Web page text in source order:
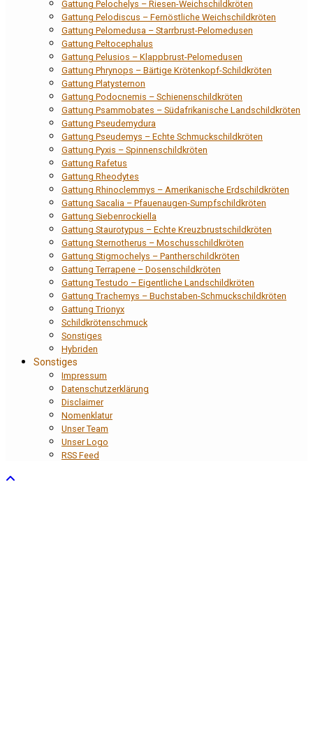
Gattung Pelochelys – Riesen-Weichschildkröten
Gattung Pelodiscus – Fernöstliche Weichschildkröten
Gattung Pelomedusa – Starrbrust-Pelomedusen
Gattung Peltocephalus
Gattung Pelusios – Klappbrust-Pelomedusen
Gattung Phrynops – Bärtige Krötenkopf-Schildkröten
Gattung Platysternon
Gattung Podocnemis – Schienenschildkröten
Gattung Psammobates – Südafrikanische Landschildkröten
Gattung Pseudemydura
Gattung Pseudemys – Echte Schmuckschildkröten
Gattung Pyxis – Spinnenschildkröten
Gattung Rafetus
Gattung Rheodytes
Gattung Rhinoclemmys – Amerikanische Erdschildkröten
Gattung Sacalia – Pfauenaugen-Sumpfschildkröten
Gattung Siebenrockiella
Gattung Staurotypus – Echte Kreuzbrustschildkröten
Gattung Sternotherus – Moschusschildkröten
Gattung Stigmochelys – Pantherschildkröten
Gattung Terrapene – Dosenschildkröten
Gattung Testudo – Eigentliche Landschildkröten
Gattung Trachemys – Buchstaben-Schmuckschildkröten
Gattung Trionyx
Schildkrötenschmuck
Sonstiges
Hybriden
Sonstiges
Impressum
Datenschutzerklärung
Disclaimer
Nomenklatur
Unser Team
Unser Logo
RSS Feed